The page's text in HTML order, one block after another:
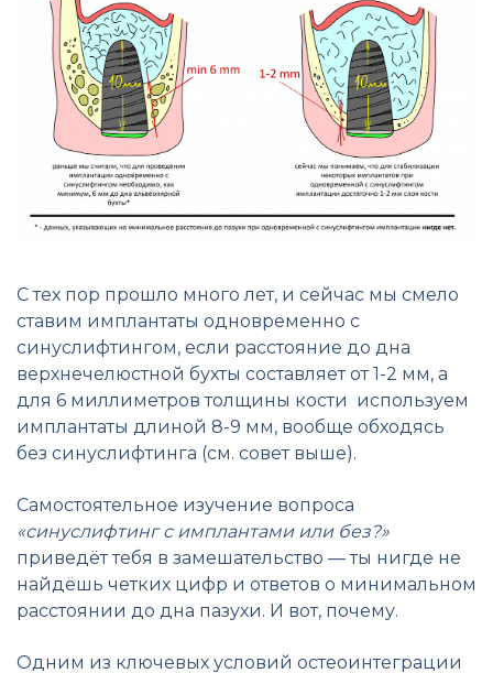
С тех пор прошло много лет, и сейчас мы смело
ставим имплантаты одновременно с
синуслифтингом, если расстояние до дна
верхнечелюстной бухты составляет от 1-2 мм, а
для 6 миллиметров толщины кости используем
имплантаты длиной 8-9 мм, вообще обходясь
без синуслифтинга (см. совет выше).
Самостоятельное изучение вопроса
«синуслифтинг с имплантами или без?»
приведёт тебя в замешательство — ты нигде не
найдёшь четких цифр и ответов о минимальном
расстоянии до дна пазухи. И вот, почему.
Одним из ключевых условий остеоинтеграции